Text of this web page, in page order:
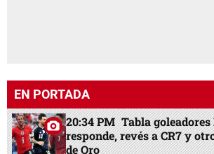
EN PORTADA
20:34 PM Tabla
responde, revés a CR7 y
de Oro